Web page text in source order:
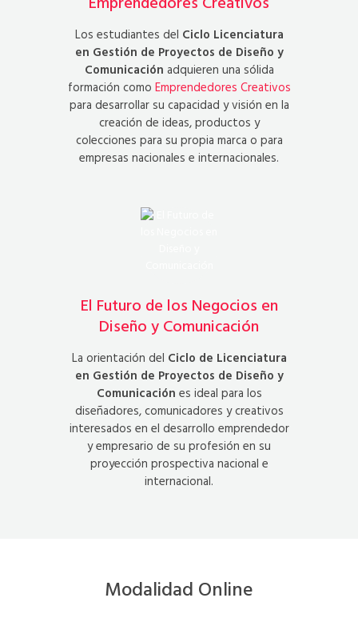
Los estudiantes del Ciclo Licenciatura
en Gestión de Proyectos de Diseño y
Comunicación adquieren una sólida
formación como Emprendedores Creativos
para desarrollar su capacidad y visión en la
creación de ideas, productos y
colecciones para su propia marca o para
empresas nacionales e internacionales.
El Futuro de los Negocios en
Diseño y Comunicación
La orientación del Ciclo de Licenciatura
en Gestión de Proyectos de Diseño y
Comunicación es ideal para los
diseñadores, comunicadores y creativos
interesados en el desarrollo emprendedor
y empresario de su profesión en su
proyección prospectiva nacional e
internacional.
Modalidad Online